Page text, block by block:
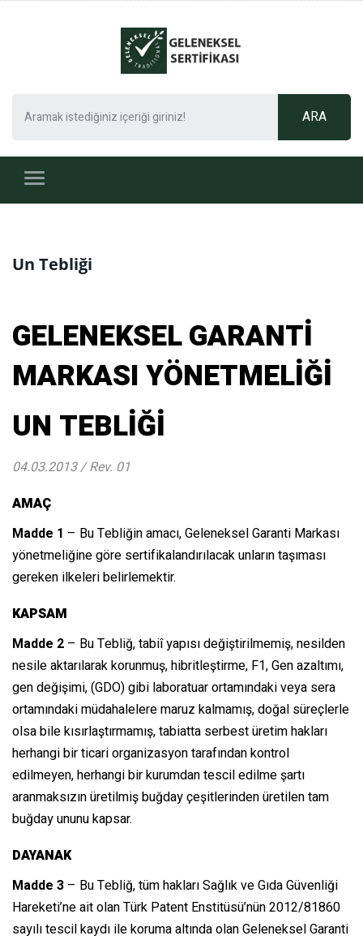
Un Tebliği
GELENEKSEL GARANTİ
MARKASI YÖNETMELİĞİ
UN TEBLİĞİ
04.03.2013 / Rev. 01
AMAÇ
Madde 1 – Bu Tebliğin amacı, Geleneksel Garanti Markası
yönetmeliğine göre sertifikalandırılacak unların taşıması
gereken ilkeleri belirlemektir.
KAPSAM
Madde 2 – Bu Tebliğ, tabiî yapısı değiştirilmemiş, nesilden
nesile aktarılarak korunmuş, hibritleştirme, F1, Gen azaltımı,
gen değişimi, (GDO) gibi laboratuar ortamındaki veya sera
ortamındaki müdahalelere maruz kalmamış, doğal süreçlerle
olsa bile kısırlaştırmamış, tabiatta serbest üretim hakları
herhangi bir ticari organizasyon tarafından kontrol
edilmeyen, herhangi bir kurumdan tescil edilme şartı
aranmaksızın üretilmiş buğday çeşitlerinden üretilen tam
buğday ununu kapsar.
DAYANAK
Madde 3 – Bu Tebliğ, tüm hakları Sağlık ve Gıda Güvenliği
Hareketi’ne ait olan Türk Patent Enstitüsü’nün 2012/81860
sayılı tescil kaydı ile koruma altında olan Geleneksel Garanti